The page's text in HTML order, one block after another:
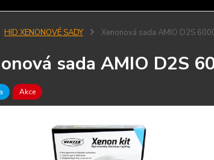
HID XENONOVÉ SADY Xenonová sada AMIO D2S
sada AMIO D2S
Akce